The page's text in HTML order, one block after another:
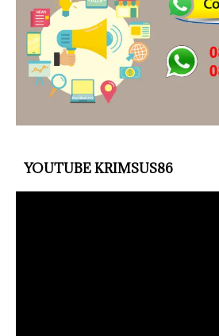
YOUTUBE KRIMSUS86